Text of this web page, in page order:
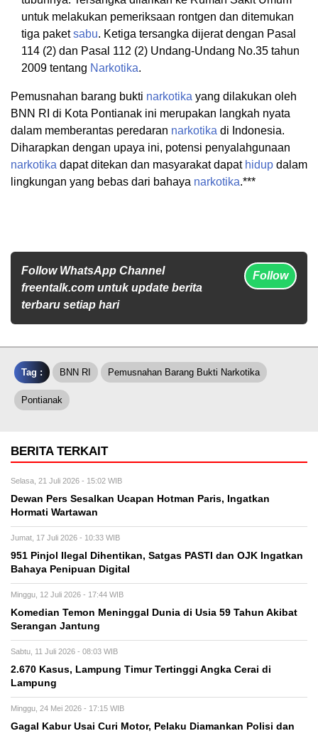
untuk melakukan pemeriksaan rontgen dan ditemukan
tiga paketsabu. Ketiga tersangka dijerat dengan Pasal
114 (2) dan Pasal 112 (2) Undang-Undang No.35 tahun
2009 tentang Narkotika.
Pemusnahan barang bukti narkotika yang dilakukan oleh
BNN RI di Kota Pontianak ini merupakan langkah nyata
dalam memberantas peredaran narkotika di Indonesia.
Diharapkan dengan upaya ini, potensi penyalahgunaan
narkotika dapat ditekan dan masyarakat dapat hidup dalam
lingkungan yang bebas dari bahaya narkotika.***
Follow WhatsApp Channel
freentalk.com untuk update berita
terbaru setiap hari
Follow
Tag : BNN RI Pemusnahan Barang Bukti Narkotika
Pontianak
BERITA TERKAIT
Selasa, 21 Juli 2026 - 15:02 WIB
Dewan Pers Sesalkan Ucapan Hotman Paris, Ingatkan
Hormati Wartawan
Jumat, 17 Juli 2026 - 10:33 WIB
951 Pinjol Ilegal Dihentikan, Satgas PASTI dan OJK Ingatkan
Bahaya Penipuan Digital
Minggu, 12 Juli 2026 - 17:44 WIB
Komedian Temon Meninggal Dunia di Usia 59 Tahun Akibat
Serangan Jantung
Sabtu, 11 Juli 2026 - 08:03 WIB
2.670 Kasus, Lampung Timur Tertinggi Angka Cerai di
Lampung
Minggu, 24 Mei 2026 - 17:15 WIB
Gagal Kabur Usai Curi Motor, Pelaku Diamankan Polisi dan